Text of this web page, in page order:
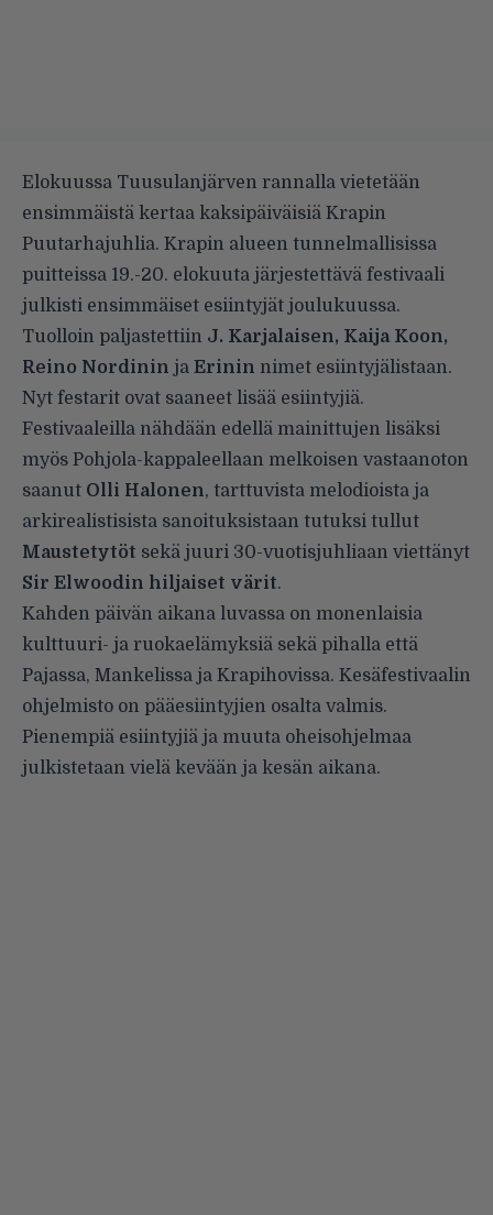
Elokuussa Tuusulanjärven rannalla vietetään
ensimmäistä kertaa kaksipäiväisiä Krapin
Puutarhajuhlia. Krapin alueen tunnelmallisissa
puitteissa 19.-20. elokuuta järjestettävä festivaali
julkisti ensimmäiset esiintyjät joulukuussa.
Tuolloin paljastettiin J. Karjalaisen, Kaija Koon,
Reino Nordinin ja Erinin nimet esiintyjälistaan.
Nyt festarit ovat saaneet lisää esiintyjiä.
Festivaaleilla nähdään edellä mainittujen lisäksi
myös Pohjola-kappaleellaan melkoisen vastaanoton
saanut Olli Halonen, tarttuvista melodioista ja
arkirealistisista sanoituksistaan tutuksi tullut
Maustetytöt sekä juuri 30-vuotisjuhliaan viettänyt
Sir Elwoodin hiljaiset värit.
Kahden päivän aikana luvassa on monenlaisia
kulttuuri- ja ruokaelämyksiä sekä pihalla että
Pajassa, Mankelissa ja Krapihovissa. Kesäfestivaalin
ohjelmisto on pääesiintyjien osalta valmis.
Pienempiä esiintyjiä ja muuta oheisohjelmaa
julkistetaan vielä kevään ja kesän aikana.